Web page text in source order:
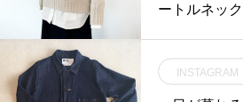
ートルネック
INSTAGRAM